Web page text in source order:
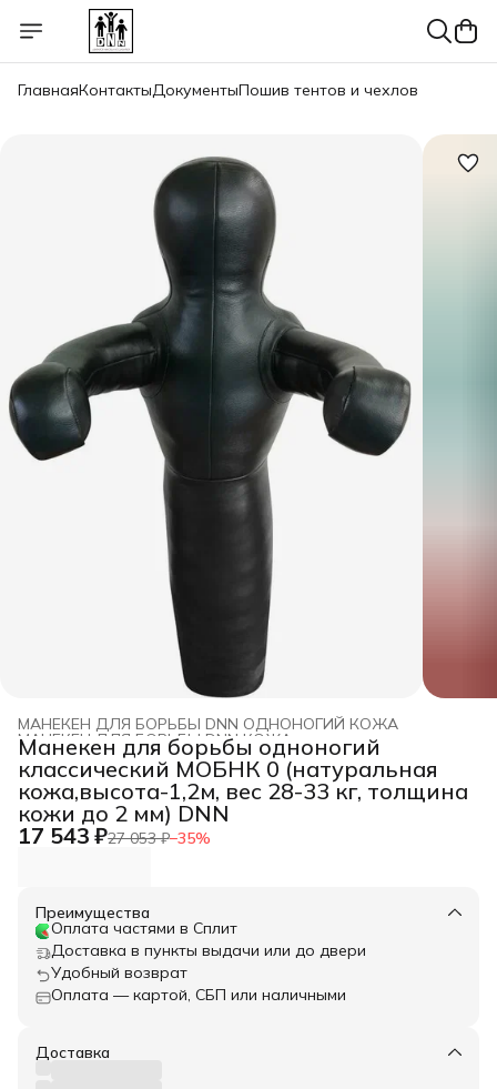
ГлавнаяКонтактыДокументыПошив тентов и чехлов
МАНЕКЕН ДЛЯ БОРЬБЫ DNN ОДНОНОГИЙ КОЖА
МАНЕКЕН ДЛЯ БОРЬБЫ DNN КОЖА ›
МАНЕКЕН ДЛЯ БОРЬБЫ DNN ›
Главная ›
Манекен для борьбы одноногий
классический МОБНК 0 (натуральная
кожа,высота-1,2м, вес 28-33 кг, толщина
кожи до 2 мм) DNN
17 543 ₽27 053 ₽−35%
Преимущества
Оплата частями в Сплит
Доставка в пункты выдачи или до двери
Удобный возврат
Оплата — картой, СБП или наличными
Доставка